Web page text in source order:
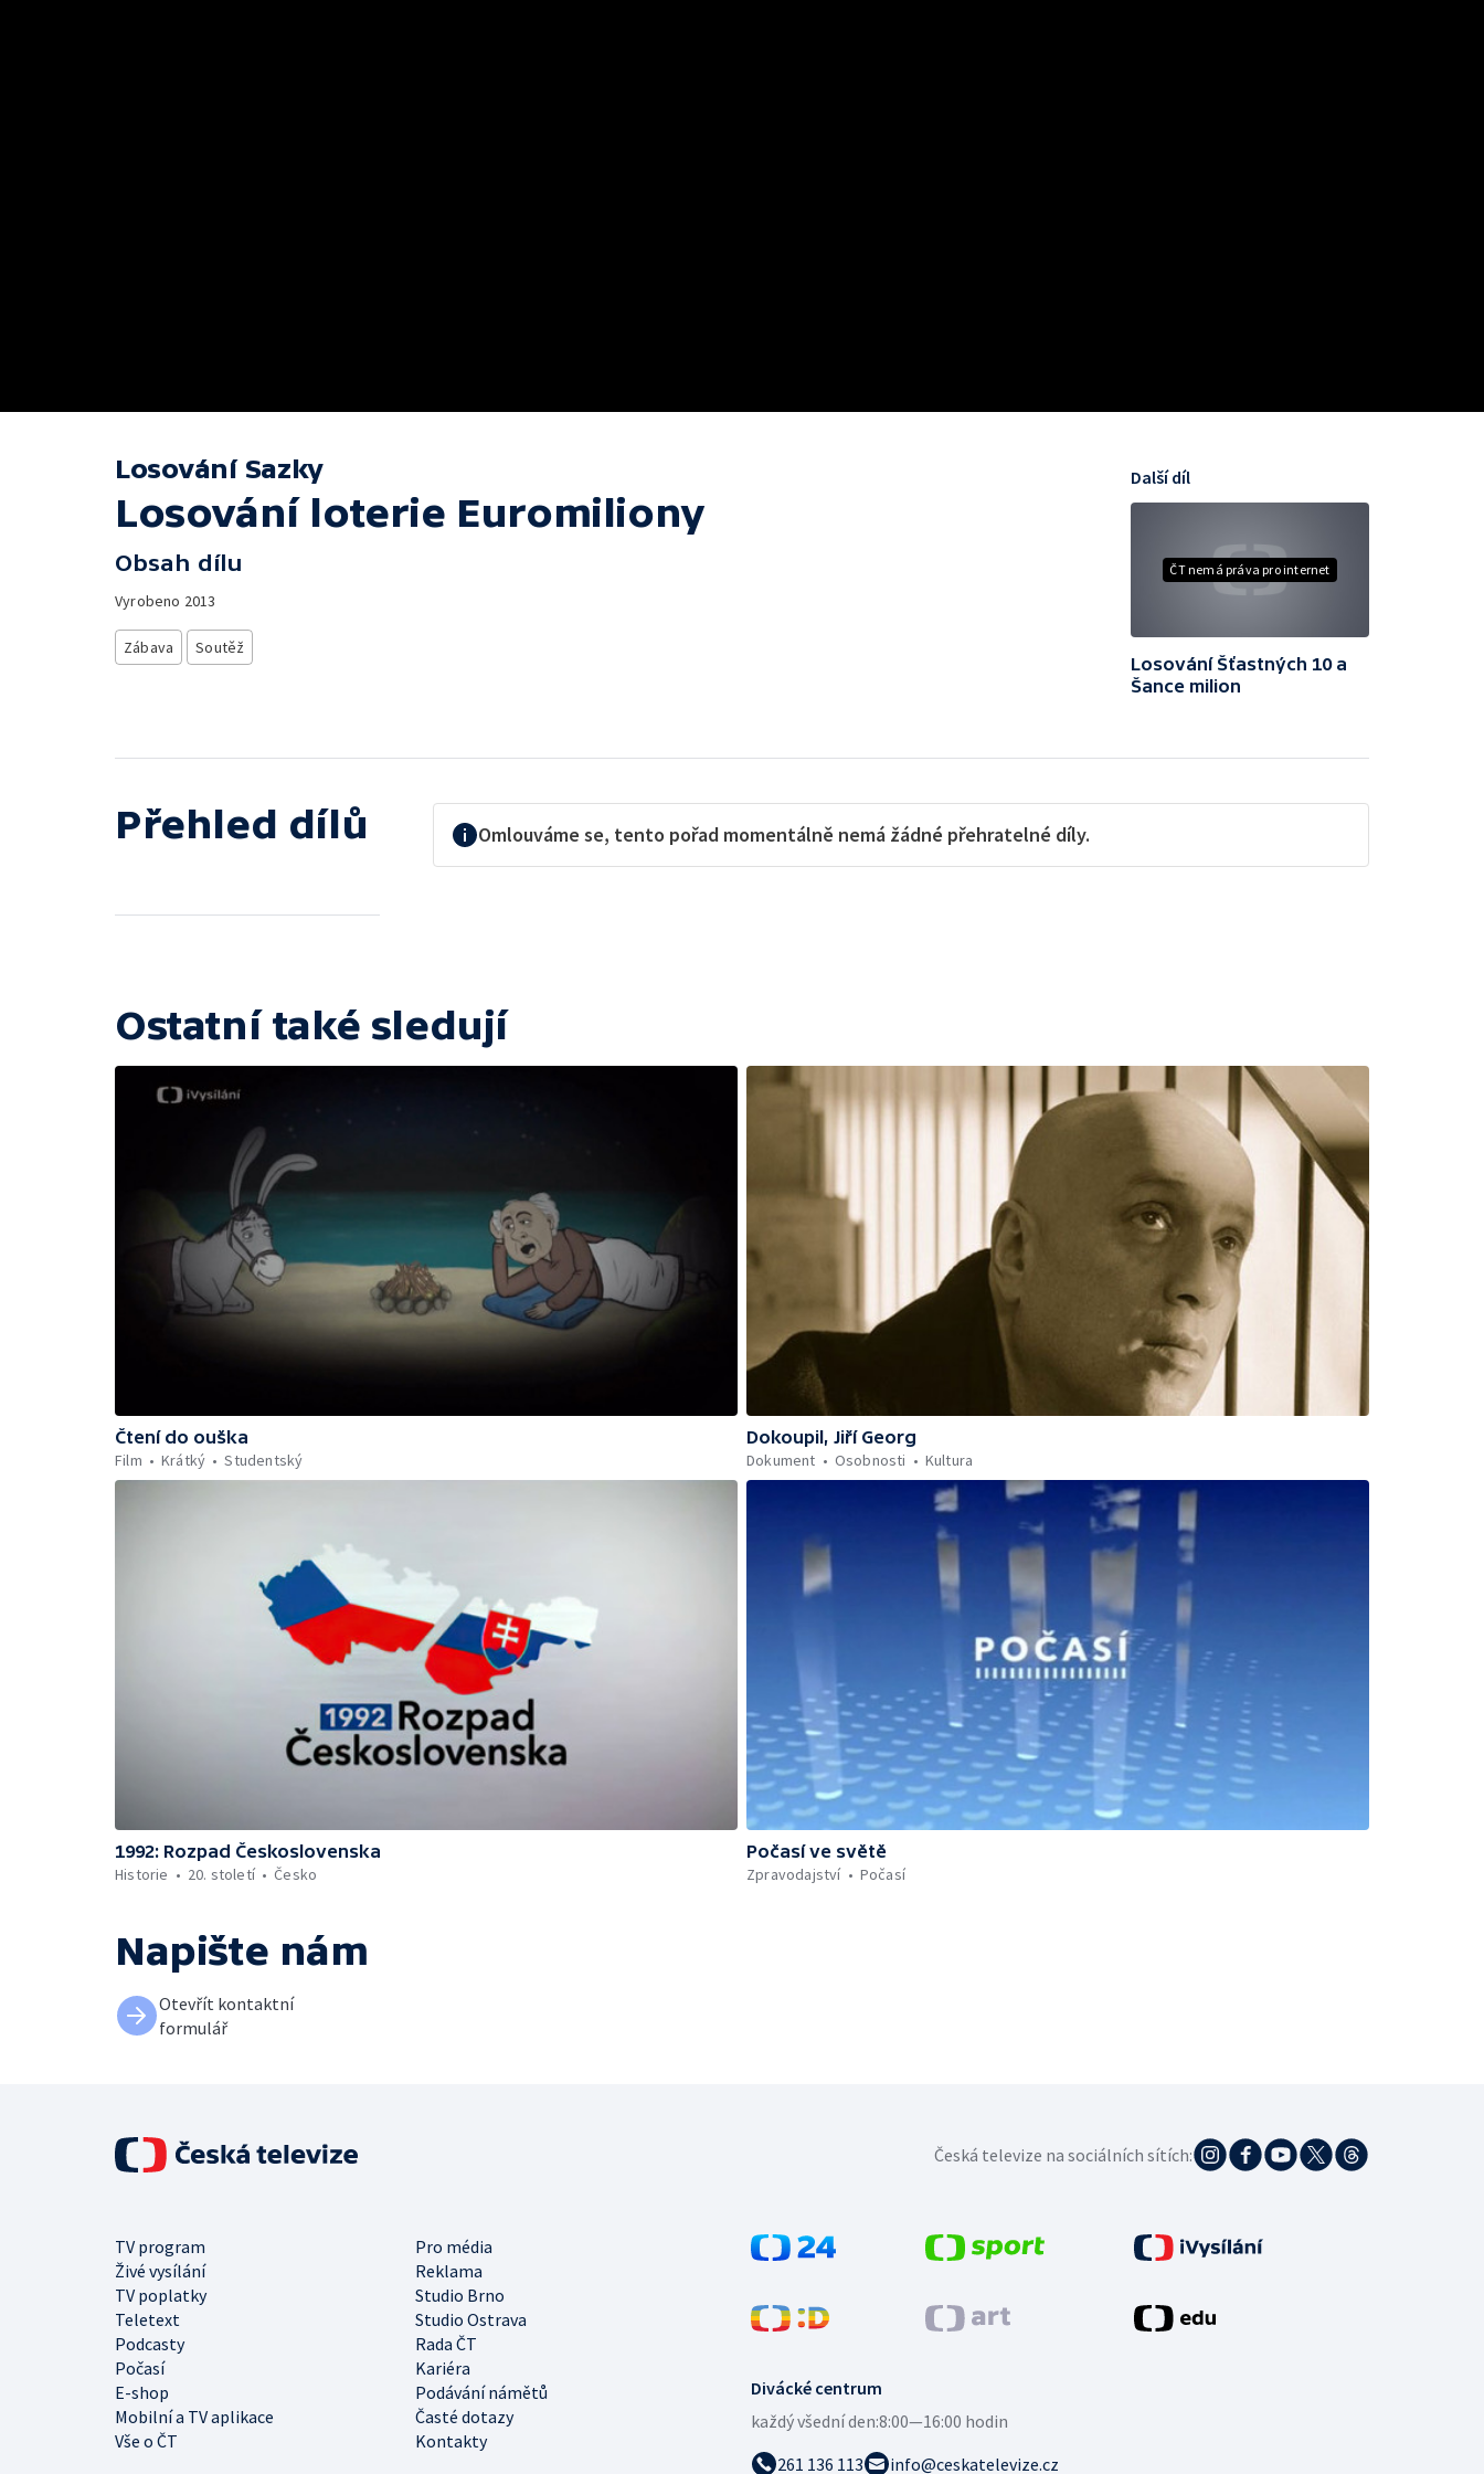
Losování Sazky
Losování loterie Euromiliony
Obsah dílu
Vyrobeno 2013
Zábava Soutěž
ČT nemá práva pro internet
Další díl
Losování Šťastných 10 a
Šance milion
Přehled dílů Omlouváme se, tento pořad momentálně nemá žádné přehratelné díly.
Ostatní také sledují
Čtení do ouška
Film
Krátký Studentský
Dokoupil, Jiří Georg
Dokument
Osobnosti Kultura
1992: Rozpad Československa
Historie
20. století Česko
Počasí ve světě
Zpravodajství
Počasí
Napište nám
Otevřít kontaktní
formulář
Divácké centrum
každý všední den:8:00—16:00 hodin
261 136 113
info@ceskatelevize.cz
TV program
Pro média
Živé vysílání
Reklama
TV poplatky
Studio Brno
Teletext
Studio Ostrava
Podcasty
Rada ČT
Počasí
Kariéra
E-shop
Podávání námětů
Mobilní a TV aplikace
Časté dotazy
Vše o ČT
Kontakty
Česká televize na sociálních sítích: